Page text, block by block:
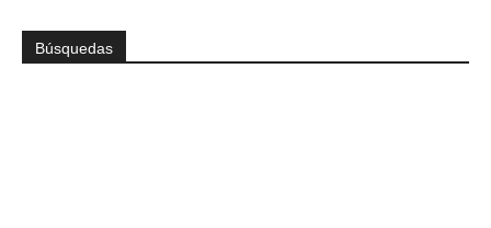
Búsquedas